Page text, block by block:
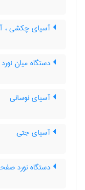
آسیای چکشی ،
دستگاه میان
آسیای نوسانی
آسیای جتی
دستگاه نورد